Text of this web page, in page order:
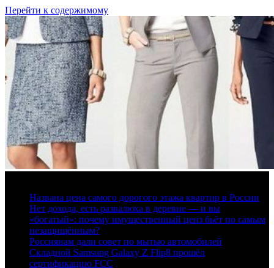
Перейти к содержимому
Названа цена самого дорогого этажа квартир в России
Нет дохода, есть развалюха в деревне — и вы
«богатый»: почему имущественный ценз бьёт по самым
незащищённым?
Россиянам дали совет по мытью автомобилей
Складной Samsung Galaxy Z Flip8 прошёл
сертификацию FCC